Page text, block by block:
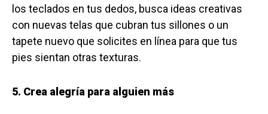
los teclados en tus dedos, busca ideas creativas
con nuevas telas que cubran tus sillones o un
tapete nuevo que solicites en línea para que tus
pies sientan otras texturas.
5. Crea alegría para alguien más